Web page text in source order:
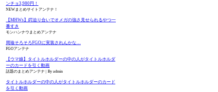
ねんどろいど Fate/Grand
Order アーチャー/バーヴ
ァン シー
ン 花の魔術師Ver.
ンチョ3,980円！
NEWまとめサイトアンテナ！
【MHWs】鍔迫り合いでオメガの強さ見せられるやつ一
番すき
モンハンナウまとめアンテナ
周瑜そろそろFGOに実装されんかな…
FGOアンテナ
【ウマ娘】タイトルホルダーの中の人がタイトルホルダ
ーのカードを引く動画
話題のまとめアンテナ By admin
タイトルホルダーの中の人がタイトルホルダーのカード
を引く動画